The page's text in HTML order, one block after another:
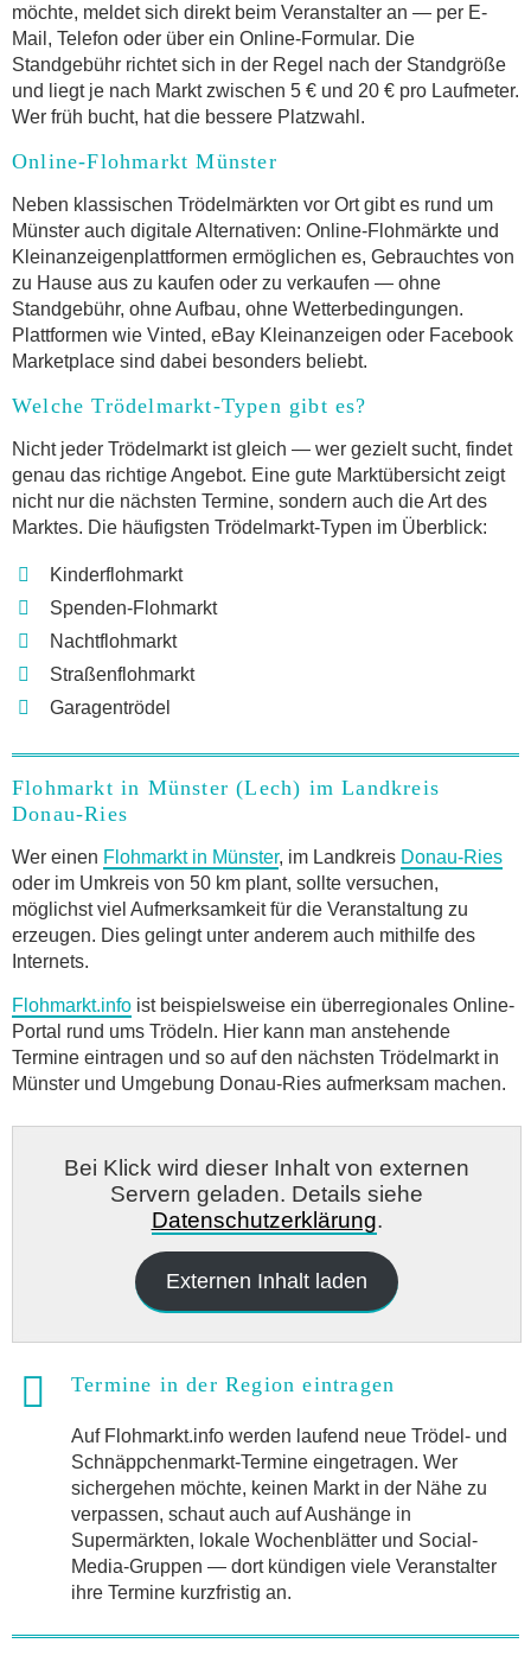
möchte, meldet sich direkt beim Veranstalter an — per E-
Mail, Telefon oder über ein Online-Formular. Die
Standgebühr richtet sich in der Regel nach der Standgröße
und liegt je nach Markt zwischen 5 € und 20 € pro Laufmeter.
Wer früh bucht, hat die bessere Platzwahl.
Online-Flohmarkt Münster
Neben klassischen Trödelmärkten vor Ort gibt es rund um
Münster auch digitale Alternativen: Online-Flohmärkte und
Kleinanzeigenplattformen ermöglichen es, Gebrauchtes von
zu Hause aus zu kaufen oder zu verkaufen — ohne
Standgebühr, ohne Aufbau, ohne Wetterbedingungen.
Plattformen wie Vinted, eBay Kleinanzeigen oder Facebook
Marketplace sind dabei besonders beliebt.
Welche Trödelmarkt-Typen gibt es?
Nicht jeder Trödelmarkt ist gleich — wer gezielt sucht, findet
genau das richtige Angebot. Eine gute Marktübersicht zeigt
nicht nur die nächsten Termine, sondern auch die Art des
Marktes. Die häufigsten Trödelmarkt-Typen im Überblick:
Kinderflohmarkt
Spenden-Flohmarkt
Nachtflohmarkt
Straßenflohmarkt
Garagentrödel
Flohmarkt in Münster (Lech) im Landkreis
Donau-Ries
Wer einen Flohmarkt in Münster, im Landkreis Donau-Ries
oder im Umkreis von 50 km plant, sollte versuchen,
möglichst viel Aufmerksamkeit für die Veranstaltung zu
erzeugen. Dies gelingt unter anderem auch mithilfe des
Internets.
Flohmarkt.info ist beispielsweise ein überregionales Online-
Portal rund ums Trödeln. Hier kann man anstehende
Termine eintragen und so auf den nächsten Trödelmarkt in
Münster und Umgebung Donau-Ries aufmerksam machen.
Bei Klick wird dieser Inhalt von externen
Servern geladen. Details siehe
Datenschutzerklärung.
Externen Inhalt laden
Termine in der Region eintragen
Auf Flohmarkt.info werden laufend neue Trödel- und
Schnäppchenmarkt-Termine eingetragen. Wer
sichergehen möchte, keinen Markt in der Nähe zu
verpassen, schaut auch auf Aushänge in
Supermärkten, lokale Wochenblätter und Social-
Media-Gruppen — dort kündigen viele Veranstalter
ihre Termine kurzfristig an.